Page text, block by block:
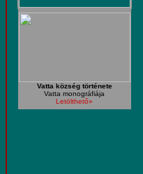
Vatta község története
Vatta monográfiája
Letölthető»